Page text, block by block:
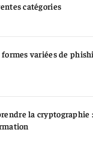
catégories
formes variées de
la cryptographie